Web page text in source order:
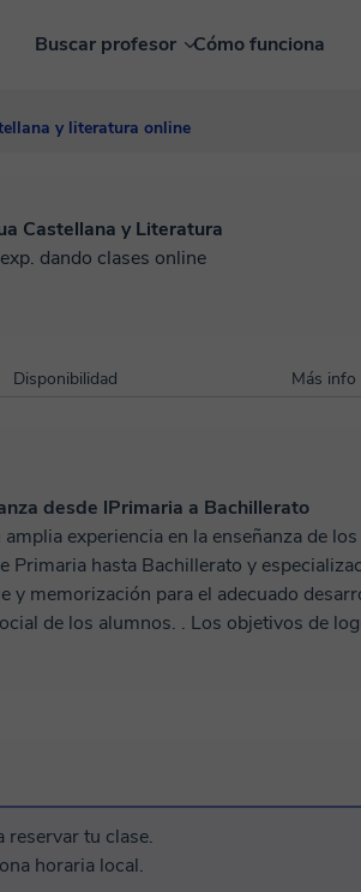
Buscar profesor Cómo funciona
y literatura online
Castellana y Literatura
dando clases online
Disponibilidad Más info
desde lPrimaria a Bachillerato
experiencia en la enseñanza de
Primaria hasta Bachillerato y
y memorización para el adecuado
de los alumnos. . Los objetivos de
requeridas en los currículos
reservar tu clase.
horaria local.